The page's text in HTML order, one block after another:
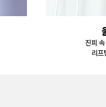
진피
리프